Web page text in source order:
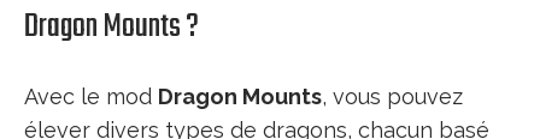
Dragon Mounts ?
Avec le mod Dragon Mounts, vous pouvez
élever divers types de dragons, chacun basé